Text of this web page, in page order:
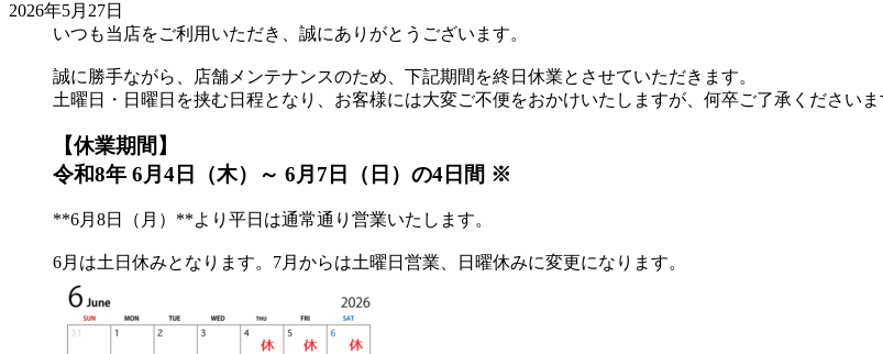
2026年5月27日
いつも当店をご利用いただき、誠にありがとうございます。
誠に勝手ながら、店舗メンテナンスのため、下記期間を終日休業とさせていただきます。
土曜日・日曜日を挟む日程となり、お客様には大変ご不便をおかけいたしますが、何卒ご了承くださいま
【休業期間】
令和8年 6月4日（木）～ 6月7日（日）の4日間 ※
**6月8日（月）**より平日は通常通り営業いたします。
6月は土日休みとなります。7月からは土曜日営業、日曜休みに変更になります。